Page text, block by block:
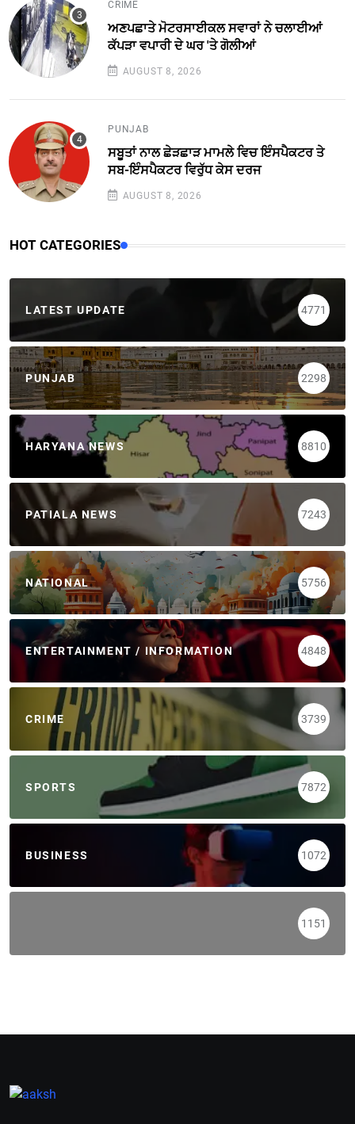
CRIME
ਅਣਪਛਾਤੇ ਮੋਟਰਸਾਈਕਲ ਸਵਾਰਾਂ ਨੇ ਚਲਾਈਆਂ
ਕੱਪੜਾ ਵਪਾਰੀ ਦੇ ਘਰ 'ਤੇ ਗੋਲੀਆਂ
AUGUST 8, 2026
PUNJAB
ਸਬੂਤਾਂ ਨਾਲ ਛੇੜਛਾੜ ਮਾਮਲੇ ਵਿਚ ਇੰਸਪੈਕਟਰ ਤੇ
ਸਬ-ਇੰਸਪੈਕਟਰ ਵਿਰੁੱਧ ਕੇਸ ਦਰਜ
AUGUST 8, 2026
HOT CATEGORIES
LATEST UPDATE 4771
PUNJAB 2298
HARYANA NEWS 8810
PATIALA NEWS 7243
NATIONAL 5756
ENTERTAINMENT / INFORMATION 4848
CRIME 3739
SPORTS 7872
BUSINESS 1072
1151